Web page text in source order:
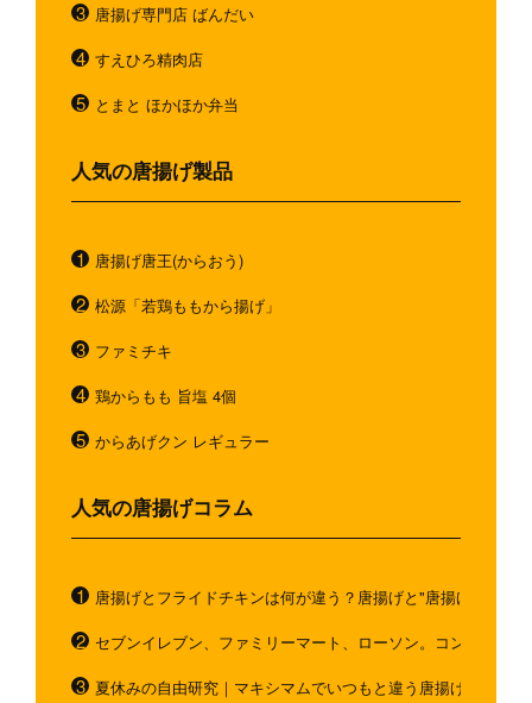
唐揚げ専門店 ばんだい
すえひろ精肉店
とまと ほかほか弁当
人気の唐揚げ製品
唐揚げ唐王(からおう)
松源「若鶏ももから揚げ」
ファミチキ
鶏からもも 旨塩 4個
からあげクン レギュラー
人気の唐揚げコラム
唐揚げとフライドチキンは何が違う？唐揚げと"唐揚げと似て
セブンイレブン、ファミリーマート、ローソン。コンビニの
夏休みの自由研究｜マキシマムでいつもと違う唐揚げを作ろう